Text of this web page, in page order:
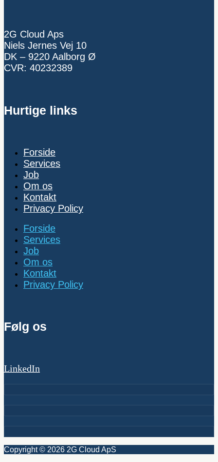
2G Cloud Aps
Niels Jernes Vej 10
DK – 9220 Aalborg Ø
CVR: 40232389
Hurtige links
Forside
Services
Job
Om os
Kontakt
Privacy Policy
Forside
Services
Job
Om os
Kontakt
Privacy Policy
Følg os
LinkedIn
Copyright © 2026 2G Cloud ApS